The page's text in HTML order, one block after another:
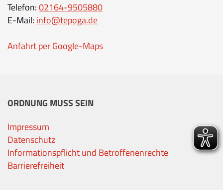
Telefon:02164-9505880
E-Mail:info@tepoga.de
Anfahrt per Google-Maps
ORDNUNG MUSS SEIN
Impressum
Datenschutz
Informationspflicht und Betroffenenrechte
Barrierefreiheit